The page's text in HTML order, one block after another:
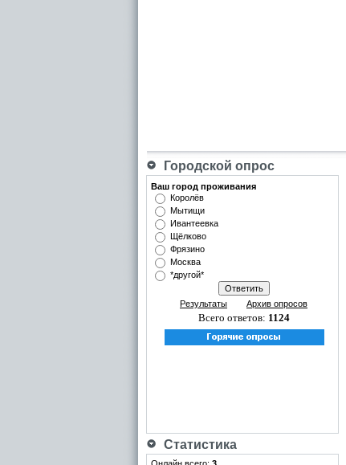
Городской опрос
Ваш город проживания
Королёв
Мытищи
Ивантеевка
Щёлково
Фрязино
Москва
*другой*
Результаты Архив опросов
Всего ответов: 1124
Статистика